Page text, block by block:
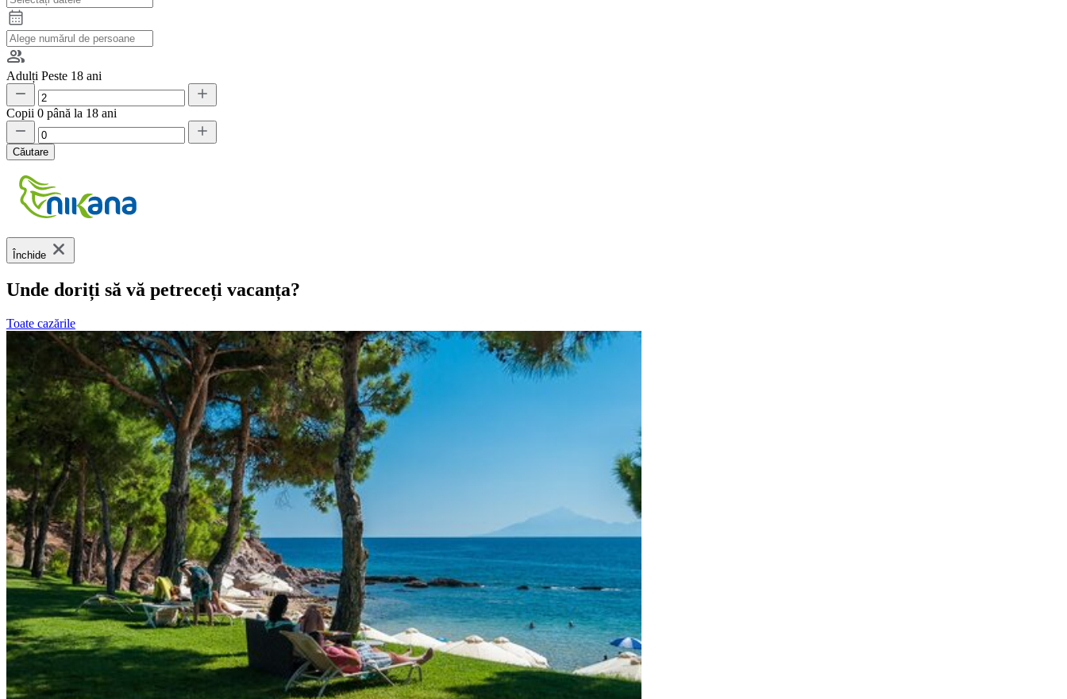
Adulți Peste 18 ani
Copii 0 până la 18 ani
Căutare
Închide
Unde doriți să vă petreceți vacanța?
Toate cazările